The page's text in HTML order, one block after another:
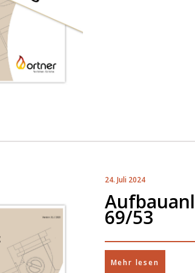
24. Juli 2024
69/53
Mehr lesen